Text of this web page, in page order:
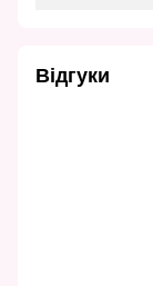
Відгуки